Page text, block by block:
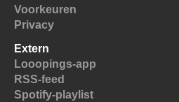
Voorkeuren
Privacy
Extern
Looopings-app
RSS-feed
Spotify-playlist